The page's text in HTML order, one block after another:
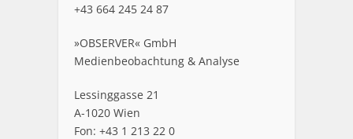
+43 664 245 24 87
»OBSERVER« GmbH
Medienbeobachtung & Analyse
Lessinggasse 21
A-1020 Wien
Fon: +43 1 213 22 0